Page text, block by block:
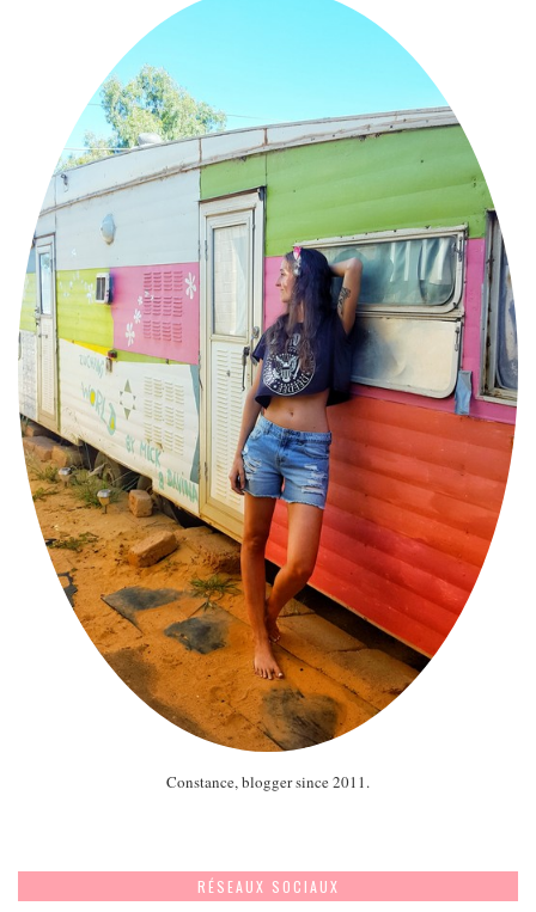
Constance, blogger since 2011.
RÉSEAUX SOCIAUX